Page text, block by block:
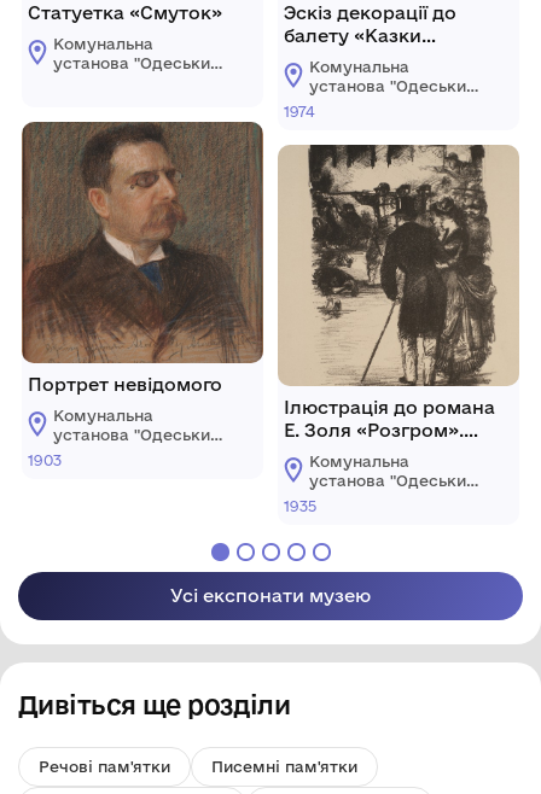
Статуетка «Смуток»
Комунальна
установа "Одеський
Портрет невідомого
Комунальна
установа "Одеський
національний
1903
Эскіз декорації до
балету «Казки
Віденського лісу»
Комунальна
установа "Одеський
національний
1974
Ілюстрація до романа
Е. Золя «Розгром».
Повстання у Парижі
Комунальна
установа "Одеський
національний
1935
Усі експонати музею
Дивіться ще розділи
Речові пам'ятки Писемні пам'ятки